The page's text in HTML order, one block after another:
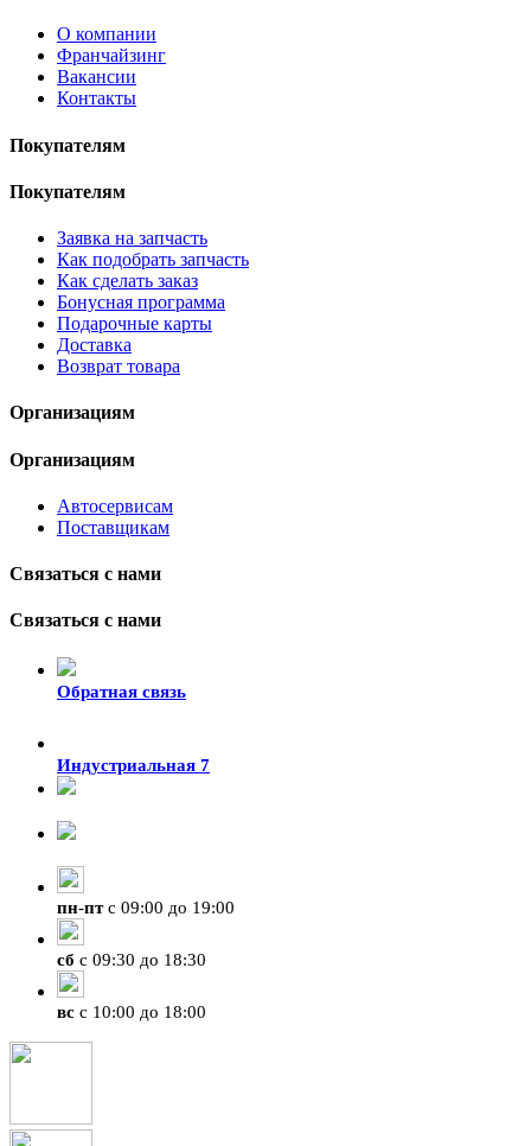
О компании
Франчайзинг
Вакансии
Контакты
Покупателям
Покупателям
Заявка на запчасть
Как подобрать запчасть
Как сделать заказ
Бонусная программа
Подарочные карты
Доставка
Возврат товара
Организациям
Организациям
Автосервисам
Поставщикам
Связаться с нами
Связаться с нами
Обратная связь
Индустриальная 7
пн-птс 09:00 до 19:00
сб с 09:30 до 18:30
вс с 10:00 до 18:00